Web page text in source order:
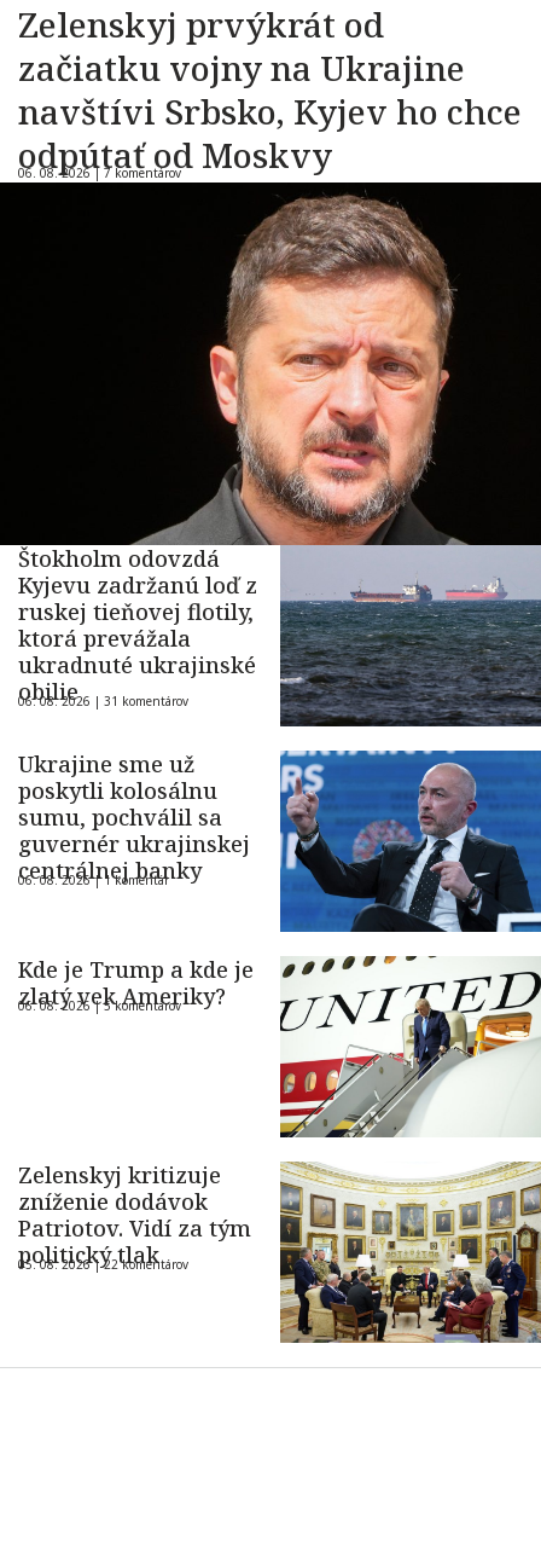
Zelenskyj prvýkrát od
začiatku vojny na Ukrajine
navštívi Srbsko, Kyjev ho chce
odpútať od Moskvy
06. 08. 2026 | 7 komentárov
Štokholm odovzdá
Kyjevu zadržanú loď z
ruskej tieňovej flotily,
ktorá prevážala
ukradnuté ukrajinské
obilie
06. 08. 2026 | 31 komentárov
Ukrajine sme už
poskytli kolosálnu
sumu, pochválil sa
guvernér ukrajinskej
centrálnej banky
06. 08. 2026 |1 komentár
Kde je Trump a kde je
zlatý vek Ameriky?
06. 08. 2026 |5 komentárov
Zelenskyj kritizuje
zníženie dodávok
Patriotov. Vidí za tým
politický tlak
05. 08. 2026 |22 komentárov